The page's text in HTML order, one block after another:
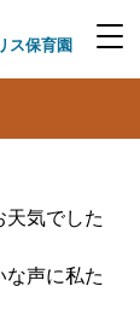
ス保育園
気でした
声に私た